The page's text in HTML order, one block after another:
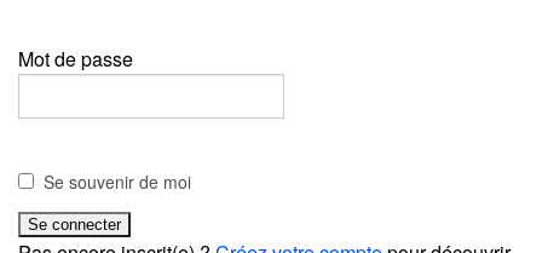
Mot de passe
Se souvenir de moi